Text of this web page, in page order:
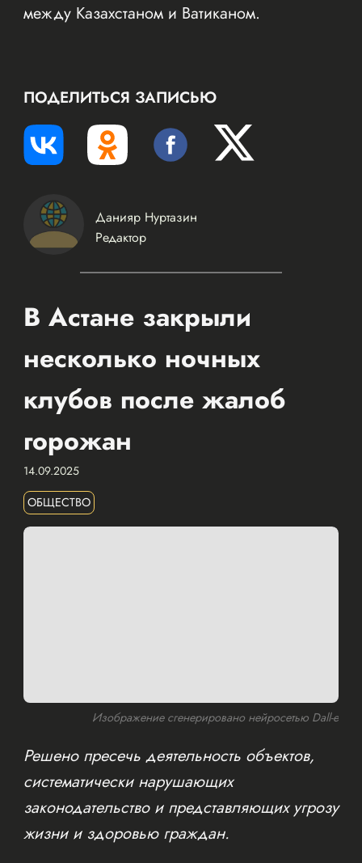
между Казахстаном и Ватиканом.
ПОДЕЛИТЬСЯ ЗАПИСЬЮ
Данияр Нуртазин
Редактор
В Астане закрыли
несколько ночных
клубов после жалоб
горожан
14.09.2025
ОБЩЕСТВО
Изображение сгенерировано нейросетью Dall-e
Решено пресечь деятельность объектов,
систематически нарушающих
законодательство и представляющих угрозу
жизни и здоровью граждан.